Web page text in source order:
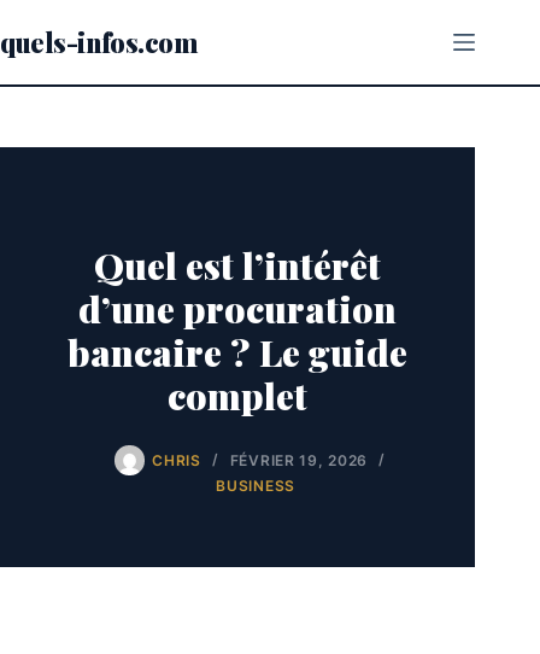
au
contenu
quels-infos.com
Quel est l’intérêt
d’une procuration
bancaire ? Le guide
complet
CHRIS
FÉVRIER 19, 2026
BUSINESS